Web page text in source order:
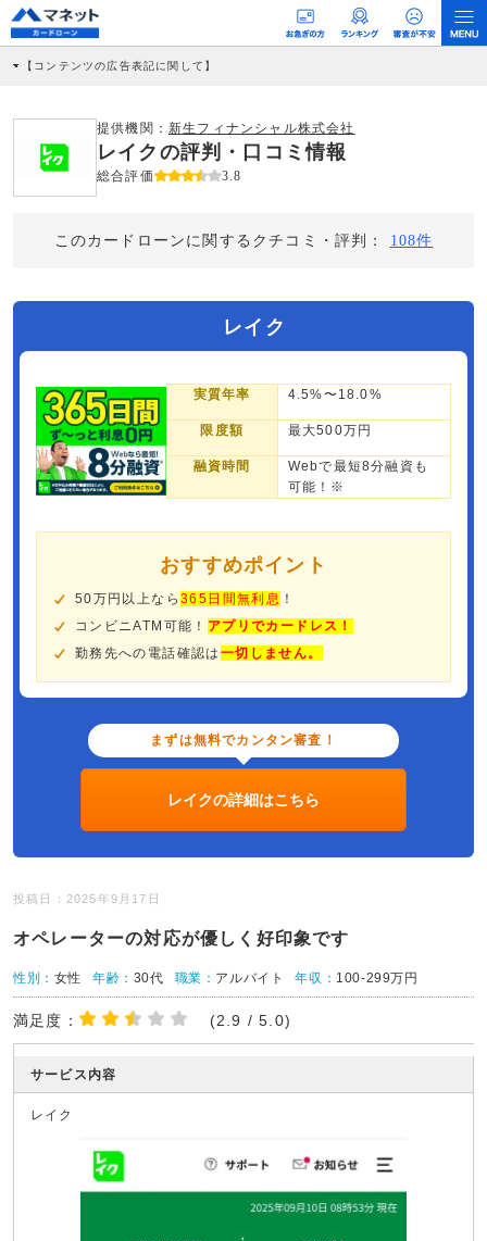
【コンテンツの広告表記に関して】
社に対して企業から紹介報酬が支払われるという収益モデルです。 ただし、特定の
商品を根拠なくPRするものではなく、当編集部の調査／ユーザーへの口コミ収集な
どに基づき、公平性を担保した情報提供を行っています。
>提携企業一覧
提供機関： 新生フィナンシャル株式会社
レイクの評判・口コミ情報
総合評価 3.8
このカードローンに関するクチコミ・評判： 108件
レイク
実質年率 4.5%〜18.0%
限度額 最大500万円
融資時間
Webで最短8分融資も
可能！※
おすすめポイント
50万円以上なら 365日間無利息 ！
コンビニATM可能！ アプリでカードレス！
勤務先への電話確認は 一切しません。
まずは無料でカンタン審査！
レイクの詳細はこちら
投稿日：2025年9月17日
オペレーターの対応が優しく好印象です
性別： 女性 年齢： 30代 職業： アルバイト 年収： 100-299万円
満足度： (2.9 / 5.0)
サービス内容
レイク